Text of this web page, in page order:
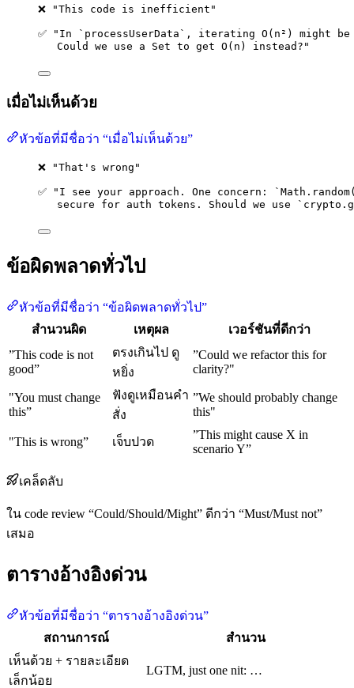
❌ "This code is inefficient"
✅ "In `processUserData`, iterating O(n²) might
Could we use a Set to get O(n) instead?"
เมื่อไม่เห็นด้วย
หัวข้อที่มีชื่อว่า “เมื่อไม่เห็นด้วย”
❌ "That's wrong"
✅ "I see your approach. One concern:
secure for auth tokens. Should we use
ข้อผิดพลาดทั่วไป
หัวข้อที่มีชื่อว่า “ข้อผิดพลาดทั่วไป”
สำนวนผิด
เหตุผล
เวอร์ชันที่ดีกว่า
”This code is not
good”
ตรงเกินไป ดู
หยิ่ง
”Could we refactor this for
clarity?"
"You must change
this”
ฟังดูเหมือนคำ
สั่ง
”We should probably change
this"
"This is wrong” เจ็บปวด
”This might cause X in
scenario Y”
เคล็ดลับ
ใน code review “Could/Should/Might” ดีกว่า “Must/Must not”
เสมอ
ตารางอ้างอิงด่วน
หัวข้อที่มีชื่อว่า “ตารางอ้างอิงด่วน”
สถานการณ์
สำนวน
เห็นด้วย + รายละเอียด
เล็กน้อย
LGTM, just one nit: …